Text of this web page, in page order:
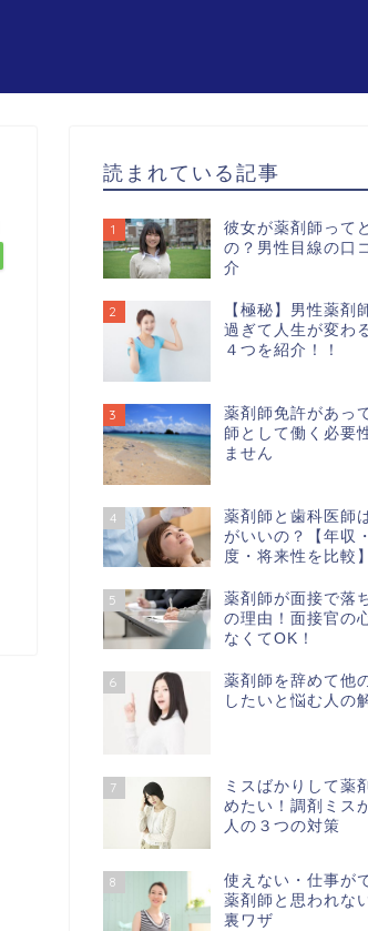
読まれている記事
1
彼女が薬剤師って
の？男性目線の口
介
2
【極秘】男性薬剤
過ぎて人生が変わ
４つを紹介！！
3
薬剤師免許があっ
師として働く必要
ません
4
薬剤師と歯科医師
がいいの？【年収
度・将来性を比較】
5
薬剤師が面接で落
の理由！面接官の
なくてOK！
6
薬剤師を辞めて他
したいと悩む人の
7
ミスばかりして薬
めたい！調剤ミス
人の３つの対策
8
使えない・仕事が
薬剤師と思われな
裏ワザ